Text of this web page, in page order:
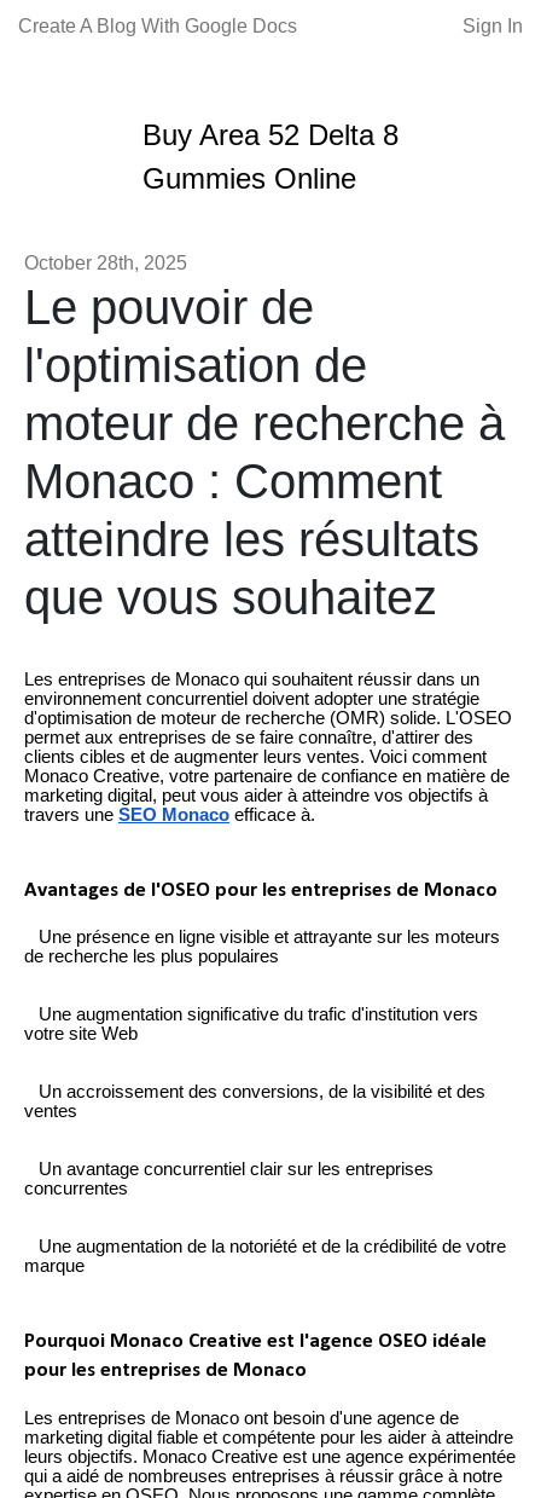
Create A Blog With Google Docs Sign In
Buy Area 52 Delta 8
Gummies Online
October 28th, 2025
Le pouvoir de
l'optimisation de
moteur de recherche à
Monaco : Comment
atteindre les résultats
que vous souhaitez
Les entreprises de Monaco qui souhaitent réussir dans un
environnement concurrentiel doivent adopter une stratégie
d'optimisation de moteur de recherche (OMR) solide. L'OSEO
permet aux entreprises de se faire connaître, d'attirer des
clients cibles et de augmenter leurs ventes. Voici comment
Monaco Creative, votre partenaire de confiance en matière de
marketing digital, peut vous aider à atteindre vos objectifs à
travers une SEO Monaco efficace à.
Avantages de l'OSEO pour les entreprises de Monaco
Une présence en ligne visible et attrayante sur les moteurs
de recherche les plus populaires
Une augmentation significative du trafic d'institution vers
votre site Web
Un accroissement des conversions, de la visibilité et des
ventes
Un avantage concurrentiel clair sur les entreprises
concurrentes
Une augmentation de la notoriété et de la crédibilité de votre
marque
Pourquoi Monaco Creative est l'agence OSEO idéale
pour les entreprises de Monaco
Les entreprises de Monaco ont besoin d'une agence de
marketing digital fiable et compétente pour les aider à atteindre
leurs objectifs. Monaco Creative est une agence expérimentée
qui a aidé de nombreuses entreprises à réussir grâce à notre